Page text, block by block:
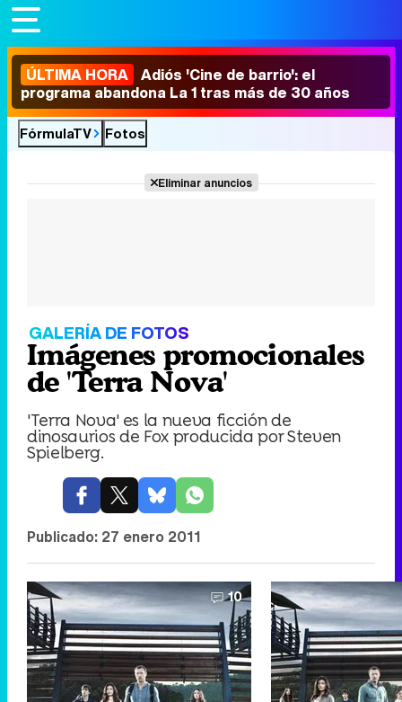
ÚLTIMA HORA Adiós 'Cine de barrio': el
programa abandona La 1 tras más de 30 años
FórmulaTV Fotos
Eliminar anuncios
GALERÍA DE FOTOS
Imágenes promocionales
de 'Terra Nova'
'Terra Nova' es la nueva ficción de
dinosaurios de Fox producida por Steven
Spielberg.
Publicado: 27 enero 2011
10